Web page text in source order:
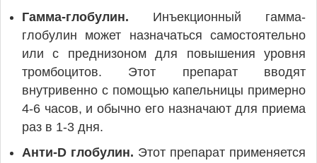
Гамма-глобулин. Инъекционный гамма-
глобулин может назначаться самостоятельно
или с преднизоном для повышения уровня
тромбоцитов. Этот препарат вводят
внутривенно с помощью капельницы примерно
4-6 часов, и обычно его назначают для приема
раз в 1-3 дня.
Анти-D глобулин. Этот препарат применяется